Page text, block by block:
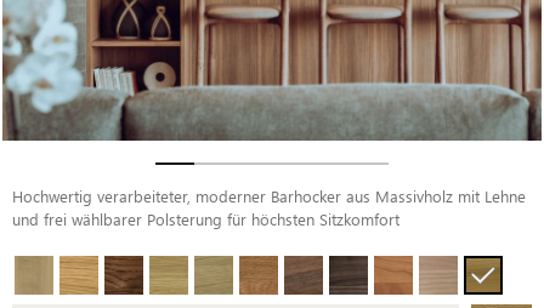
Hochwertig verarbeiteter, moderner Barhocker aus Massivholz mit Lehne
und frei wählbarer Polsterung für höchsten Sitzkomfort